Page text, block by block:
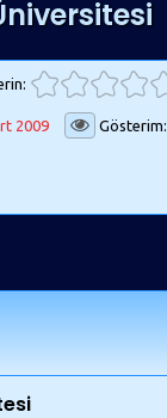
2009 Gösterim: